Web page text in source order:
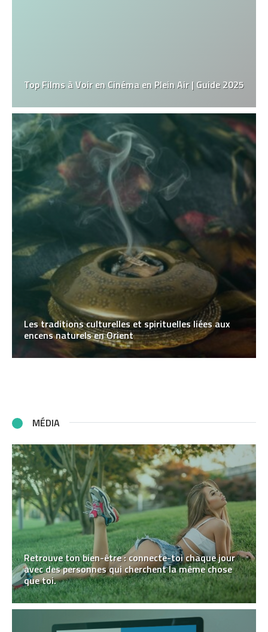
Top Films à Voir en Cinéma en Plein Air | Guide 2025
Les traditions culturelles et spirituelles liées aux
encens naturels en Orient
MÉDIA
Retrouve ton bien-être : connecte-toi chaque jour
avec des personnes qui cherchent la même chose
que toi.